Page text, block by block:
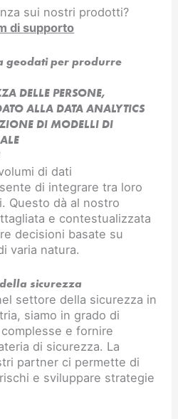
sui nostri prodotti?
di supporto
geodati per produrre
DELLE PERSONE,
ALLA DATA ANALYTICS
DI MODELLI DI
di dati
di integrare tra loro
Questo dà al nostro
e contestualizzata
decisioni basate su
varia natura.
sicurezza
settore della sicurezza in
siamo in grado di
e fornire
di sicurezza. La
partner ci permette di
e sviluppare strategie